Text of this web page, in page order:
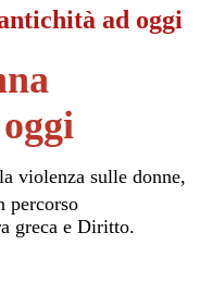
ad oggi
violenza sulle donne,
percorso
greca e Diritto.